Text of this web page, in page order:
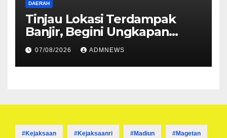
DAERAH
Tinjau Lokasi Terdampak
Banjir, Begini Ungkapan
Mahyeldi
07/08/2026 ADMNEWS
#kejaksaan #kejaksaanri #madiun #magetan